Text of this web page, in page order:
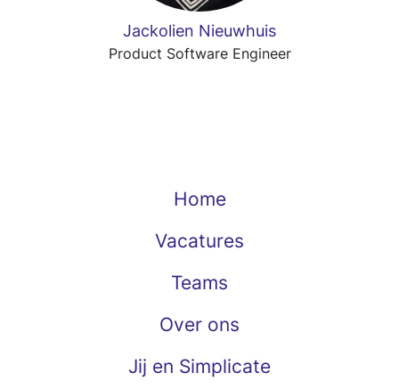
Jackolien Nieuwhuis
Product Software Engineer
Home
Vacatures
Teams
Over ons
Jij en Simplicate